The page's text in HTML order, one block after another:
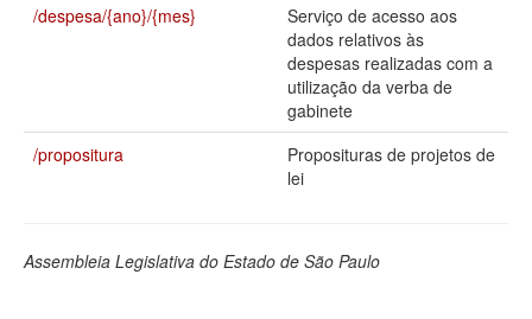
Perguntas frequentes
/despesa/{ano}/{mes}
Serviço de acesso aos
dados relativos às
despesas realizadas com a
utilização da verba de
gabinete
/propositura
Proposituras de projetos de
lei
Assembleia Legislativa do Estado de São Paulo